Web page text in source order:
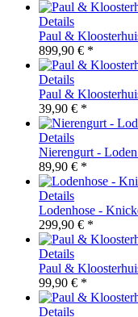
Details
Paul &
899,90 € *
Details
Paul &
39,90 € *
Details
Nierengurt -
89,90 € *
Details
Lodenhose -
299,90 € *
Details
Paul &
99,90 € *
Details